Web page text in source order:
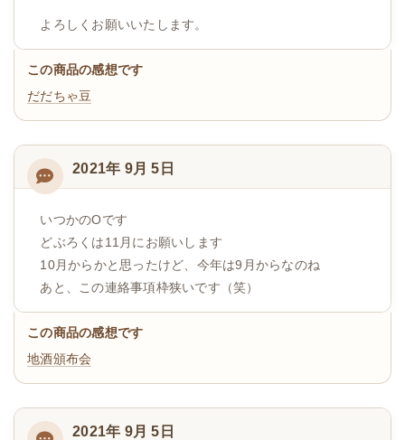
よろしくお願いいたします。
この商品の感想です
だだちゃ豆
2021年 9月 5日
いつかのOです
どぶろくは11月にお願いします
10月からかと思ったけど、今年は9月からなのね
あと、この連絡事項枠狭いです（笑）
この商品の感想です
地酒頒布会
2021年 9月 5日